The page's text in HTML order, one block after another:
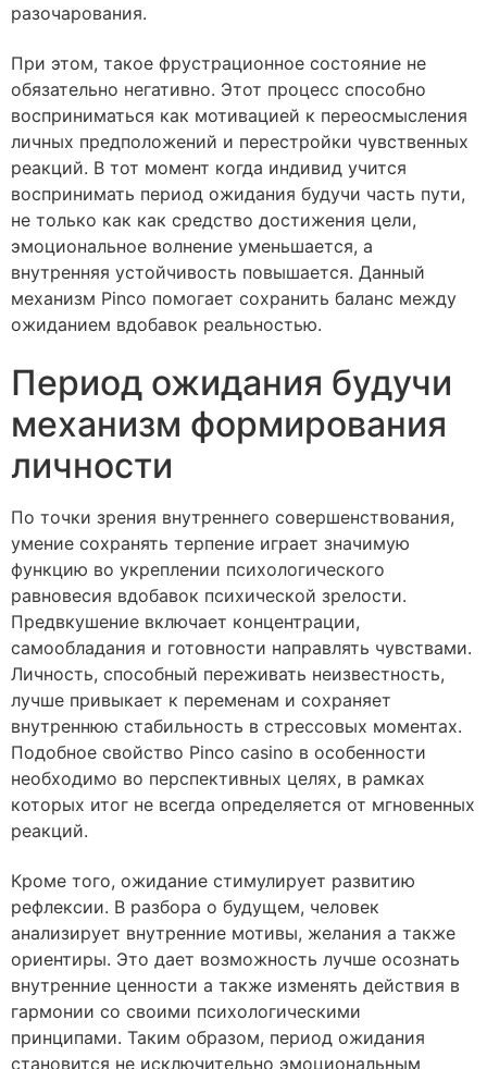
разочарования.
При этом, такое фрустрационное состояние не
обязательно негативно. Этот процесс способно
восприниматься как мотивацией к переосмысления
личных предположений и перестройки чувственных
реакций. В тот момент когда индивид учится
воспринимать период ожидания будучи часть пути,
не только как как средство достижения цели,
эмоциональное волнение уменьшается, а
внутренняя устойчивость повышается. Данный
механизм Pinco помогает сохранить баланс между
ожиданием вдобавок реальностью.
Период ожидания будучи
механизм формирования
личности
По точки зрения внутреннего совершенствования,
умение сохранять терпение играет значимую
функцию во укреплении психологического
равновесия вдобавок психической зрелости.
Предвкушение включает концентрации,
самообладания и готовности направлять чувствами.
Личность, способный переживать неизвестность,
лучше привыкает к переменам и сохраняет
внутреннюю стабильность в стрессовых моментах.
Подобное свойство Pinco casino в особенности
необходимо во перспективных целях, в рамках
которых итог не всегда определяется от мгновенных
реакций.
Кроме того, ожидание стимулирует развитию
рефлексии. В разбора о будущем, человек
анализирует внутренние мотивы, желания а также
ориентиры. Это дает возможность лучше осознать
внутренние ценности а также изменять действия в
гармонии со своими психологическими
принципами. Таким образом, период ожидания
становится не исключительно эмоциональным